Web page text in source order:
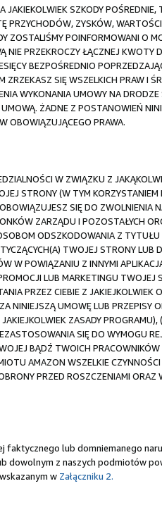
SZKODY POŚREDNIE,
PRZYCHODÓW, ZYSKÓW,
ZOSTALIŚMY POINFORMOWANI O
NIE PRZEKROCZY ŁĄCZNEJ KWOTY
BEZPOŚREDNIO
SIĘ WSZELKICH PRAW I
WYKONANIA UMOWY NA
ŻADNE Z POSTANOWIEŃ
OBOWIĄZUJĄCEGO PRAWA.
W ZWIĄZKU Z
STRONY (W TYM KORZYSTANIEM
SIĘ DO ZWOLNIENIA
ZARZĄDU I POZOSTAŁYCH
ODSZKODOWANIA Z
TWOJEJ STRONY LUB
W POWIĄZANIU Z INNYMI
LUB MARKETINGU TWOJEJ
PRZEZ CIEBIE Z JAKIEJKOLWIEK
NINIEJSZĄ UMOWĘ LUB PRZEPISY
ZASADY
SIĘ DO WYMOGU
BĄDŹ TWOICH
AMAZON WSZELKIE CZYNNOŚCI
PRZED ROSZCZENIAMI ORAZ
faktycznego lub domniemanego
dowolnym z naszych podmiotów
w Załączniku 2.